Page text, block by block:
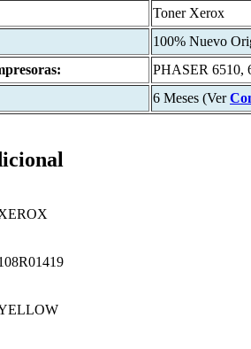
Toner Xerox
100% Nuevo
PHASER 6510,
6 Meses (Ver